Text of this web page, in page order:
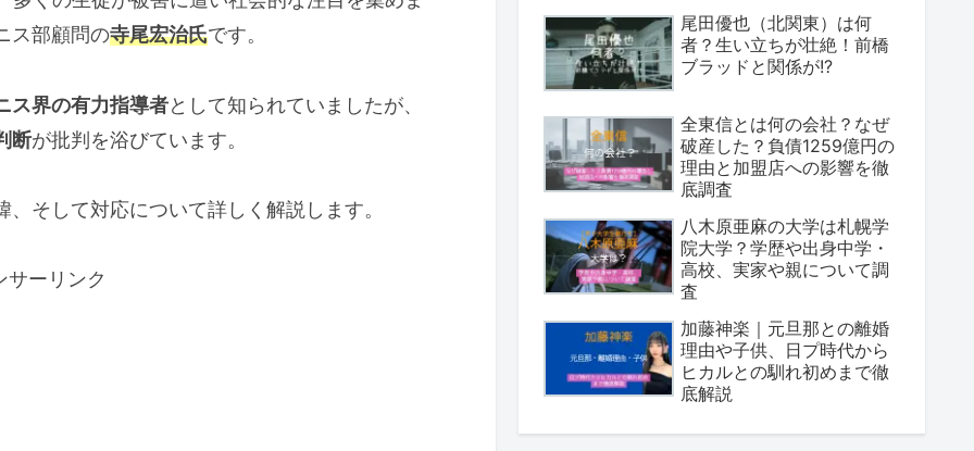
ス部顧問の寺尾宏治氏です。
ス界の有力指導者として知られていましたが、
断が批判を浴びています。
そして対応について詳しく解説します。
サーリンク
尾田優也（北関東）は何
者？生い立ちが壮絶！前橋
ブラッドと関係が!?
全東信とは何の会社？なぜ
破産した？負債1259億円の
理由と加盟店への影響を徹
底調査
八木原亜麻の大学は札幌学
院大学？学歴や出身中学・
高校、実家や親について調
査
加藤神楽｜元旦那との離婚
理由や子供、日プ時代から
ヒカルとの馴れ初めまで徹
底解説